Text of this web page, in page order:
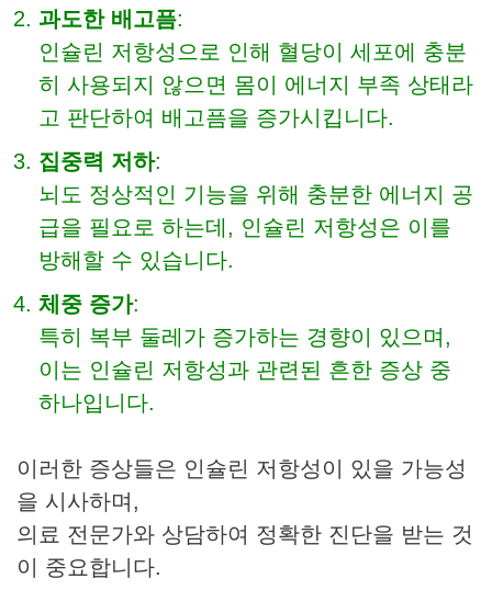
과도한 배고픔:
인슐린 저항성으로 인해 혈당이 세포에 충분
히 사용되지 않으면 몸이 에너지 부족 상태라
고 판단하여 배고픔을 증가시킵니다.
집중력 저하:
뇌도 정상적인 기능을 위해 충분한 에너지 공
급을 필요로 하는데, 인슐린 저항성은 이를
방해할 수 있습니다.
체중 증가:
특히 복부 둘레가 증가하는 경향이 있으며,
이는 인슐린 저항성과 관련된 흔한 증상 중
하나입니다.
이러한 증상들은 인슐린 저항성이 있을 가능성
을 시사하며,
의료 전문가와 상담하여 정확한 진단을 받는 것
이 중요합니다.